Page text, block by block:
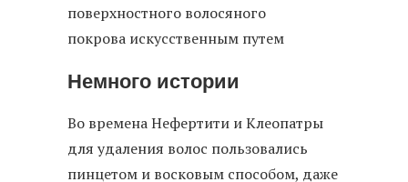
поверхностного волосяного
покрова искусственным путем
Немного истории
Во времена Нефертити и Клеопатры
для удаления волос пользовались
пинцетом и восковым способом, даже